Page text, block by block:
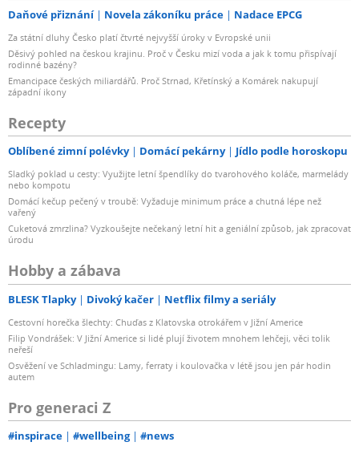
Daňové přiznání Novela zákoníku práce Nadace EPCG
Za státní dluhy Česko platí čtvrté nejvyšší úroky v Evropské unii
Děsivý pohled na českou krajinu. Proč v Česku mizí voda a jak k tomu přispívají
rodinné bazény?
Emancipace českých miliardářů. Proč Strnad, Křetínský a Komárek nakupují
západní ikony
Recepty
Oblíbené zimní polévky Domácí pekárny Jídlo podle horoskopu
Sladký poklad u cesty: Využijte letní špendlíky do tvarohového koláče, marmelády
nebo kompotu
Domácí kečup pečený v troubě: Vyžaduje minimum práce a chutná lépe než
vařený
Cuketová zmrzlina? Vyzkoušejte nečekaný letní hit a geniální způsob, jak zpracovat
úrodu
Hobby a zábava
BLESK Tlapky Divoký kačer Netflix filmy a seriály
Cestovní horečka šlechty: Chuďas z Klatovska otrokářem v Jižní Americe
Filip Vondrášek: V Jižní Americe si lidé plují životem mnohem lehčeji, věci tolik
neřeší
Osvěžení ve Schladmingu: Lamy, ferraty i koulovačka v létě jsou jen pár hodin
autem
Pro generaci Z
#inspirace #wellbeing #news